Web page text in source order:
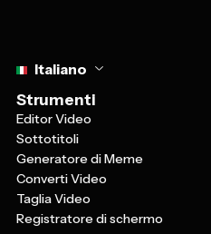
Italiano
Strumenti
Editor Video
Sottotitoli
Generatore di Meme
Converti Video
Taglia Video
Registratore di schermo